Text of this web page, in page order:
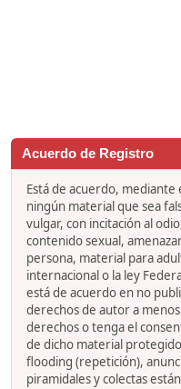
Acuerdo de Registro
Está de acuerdo,
ningún material que sea
vulgar, con incitación al
contenido sexual,
persona, material para
internacional o la ley
está de acuerdo en no
derechos de autor a
derechos o tenga el
de dicho material
flooding (repetición),
piramidales y colectas